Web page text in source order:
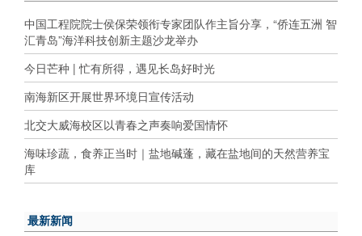
中国工程院院士侯保荣领衔专家团队作主旨分享，“侨连五洲 智
汇青岛”海洋科技创新主题沙龙举办
今日芒种 | 忙有所得，遇见长岛好时光
南海新区开展世界环境日宣传活动
北交大威海校区以青春之声奏响爱国情怀
海味珍蔬，食养正当时｜盐地碱蓬，藏在盐地间的天然营养宝
库
最新新闻